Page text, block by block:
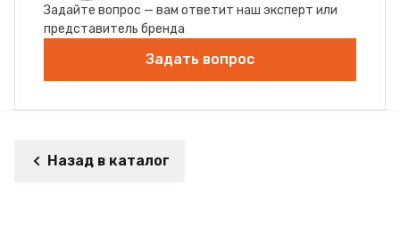
Задайте вопрос — вам ответит наш эксперт или
представитель бренда
Задать вопрос
Назад в каталог